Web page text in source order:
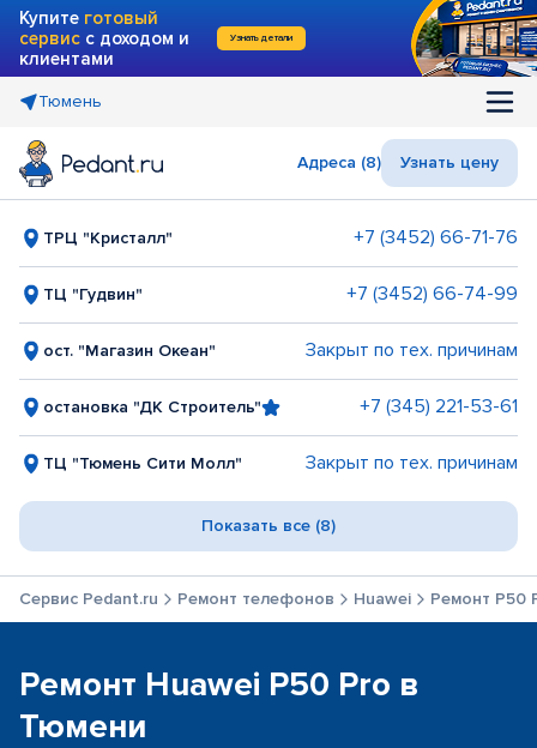
Купите готовый
сервис с доходом и
клиентами
Узнать детали
Тюмень
Адреса (8) Узнать цену
ТРЦ "Кристалл" +7 (3452) 66-71-76
ТЦ "Гудвин" +7 (3452) 66-74-99
ост. "Магазин Океан" Закрыт по тех. причинам
остановка "ДК Строитель" +7 (345) 221-53-61
ТЦ "Тюмень Сити Молл" Закрыт по тех. причинам
Показать все (8)
Сервис Pedant.ru Ремонт телефонов Huawei Ремонт P50
Ремонт Huawei P50 Pro в
Тюмени